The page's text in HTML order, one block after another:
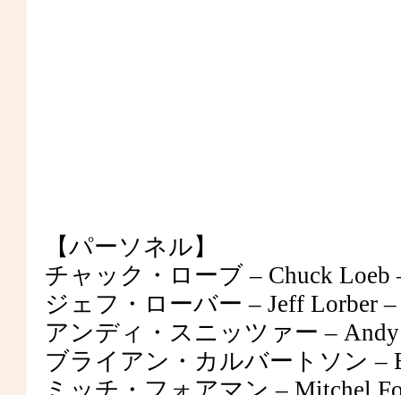
【パーソネル】
チャック・ローブ – Chuck Loeb
ジェフ・ローバー – Jeff Lorber
アンディ・スニッツァー – Andy
ブライアン・カルバートソン –
ミッチ・フォアマン – Mitchel